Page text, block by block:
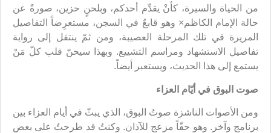
من الحياة والسيرة، كأنْ يقدِّم أحدكم، وبلحنٍ حزين، صورةً عن
حالة الإمام الكاظم× وهو قابعٌ في السجن، مستعرِضاً التفاصيل
المريرة في تلك المرحلة العصيبة، ومن ثمّ ينتقل إلى رواية
تفاصيل الاستشهاد ومراسم التشييع. وبهذا سيحنّ قلب كلّ مَنْ
يستمع إلى هذا الحديث، ويستعبر أيضاً.
صوت البوق في أيّام العزاء
ومن الأصوات الناشزة صوتُ البوق، الذي يبثّ في أيام العزاء بين
برنامج وآخر. وهو حقّاً مزعج للآذان. وكنتُ قد طرحتُ على بعض